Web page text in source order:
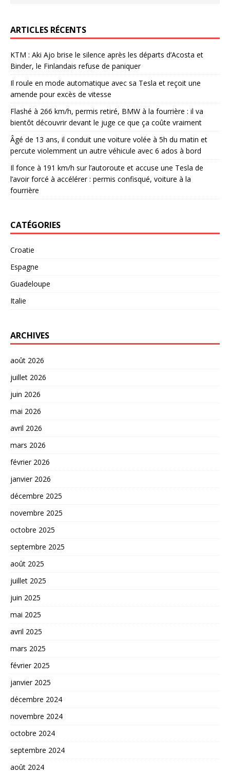
ARTICLES RÉCENTS
KTM : Aki Ajo brise le silence après les départs d’Acosta et
Binder, le Finlandais refuse de paniquer
Il roule en mode automatique avec sa Tesla et reçoit une
amende pour excès de vitesse
Flashé à 266 km/h, permis retiré, BMW à la fourrière : il va
bientôt découvrir devant le juge ce que ça coûte vraiment
Âgé de 13 ans, il conduit une voiture volée à 5h du matin et
percute violemment un autre véhicule avec 6 ados à bord
Il fonce à 191 km/h sur l’autoroute et accuse une Tesla de
l’avoir forcé à accélérer : permis confisqué, voiture à la
fourrière
CATÉGORIES
Croatie
Espagne
Guadeloupe
Italie
ARCHIVES
août 2026
juillet 2026
juin 2026
mai 2026
avril 2026
mars 2026
février 2026
janvier 2026
décembre 2025
novembre 2025
octobre 2025
septembre 2025
août 2025
juillet 2025
juin 2025
mai 2025
avril 2025
mars 2025
février 2025
janvier 2025
décembre 2024
novembre 2024
octobre 2024
septembre 2024
août 2024